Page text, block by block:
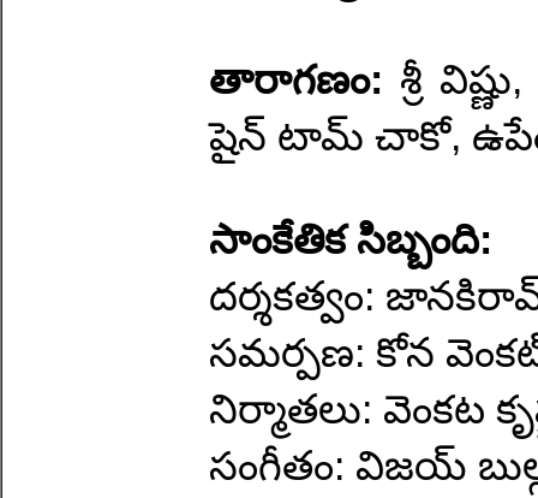
తారాగణం: శ్రీ
షైన్ టామ్ చాకో,
సాంకేతిక సిబ్బంది:
దర్శకత్వం:
సమర్పణ: కోన
నిర్మాతలు: వెంకట
సంగీతం: విజయ్